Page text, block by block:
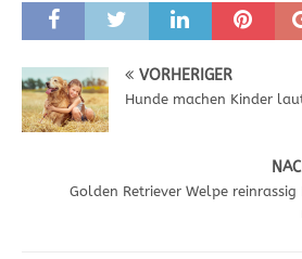
VORHERIGER
Hunde machen Kinder
Golden Retriever Welpe reinrassig